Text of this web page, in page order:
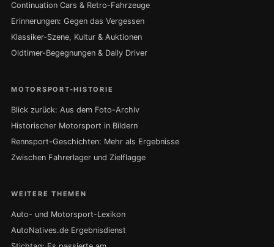
Continuation Cars & Retro-Fahrzeuge
Erinnerungen: Gegen das Vergessen
Klassiker-Szene, Kultur & Auktionen
Oldtimer-Begegnungen & Daily Driver
MOTORSPORT-HISTORIE
Blick zurück: Aus dem Foto-Archiv
Historischer Motorsport in Bildern
Rennsport-Geschichten: Mehr als Ergebnisse
Zwischen Fahrerlager und Zielflagge
WEITERE THEMEN
Auto- und Motorsport-Lexikon
AutoNatives.de Ergebnisdienst